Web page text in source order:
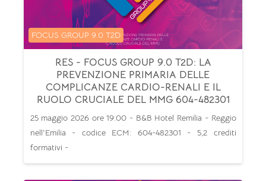
RES - FOCUS GROUP 9.0 T2D: LA
PREVENZIONE PRIMARIA DELLE
COMPLICANZE CARDIO-RENALI E IL
RUOLO CRUCIALE DEL MMG 604-482301
Categoria di corsi
FOCUS GROUP 9.0 T2D
25 maggio 2026 ore 19:00 - B&B Hotel Remilia - Reggio
nell'Emilia - codice ECM: 604-482301 - 5,2 crediti
formativi -